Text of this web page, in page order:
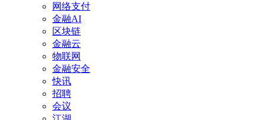
网络支付
金融AI
区块链
金融云
物联网
金融安全
快讯
招聘
会议